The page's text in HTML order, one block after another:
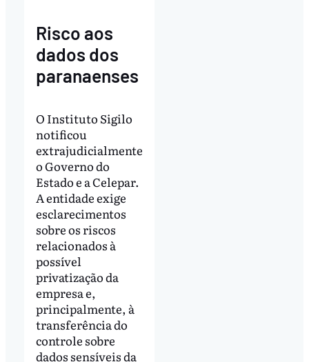
Risco aos
dados dos
paranaenses
O Instituto Sigilo
notificou
extrajudicialmente
o Governo do
Estado e a Celepar.
A entidade exige
esclarecimentos
sobre os riscos
relacionados à
possível
privatização da
empresa e,
principalmente, à
transferência do
controle sobre
dados sensíveis da